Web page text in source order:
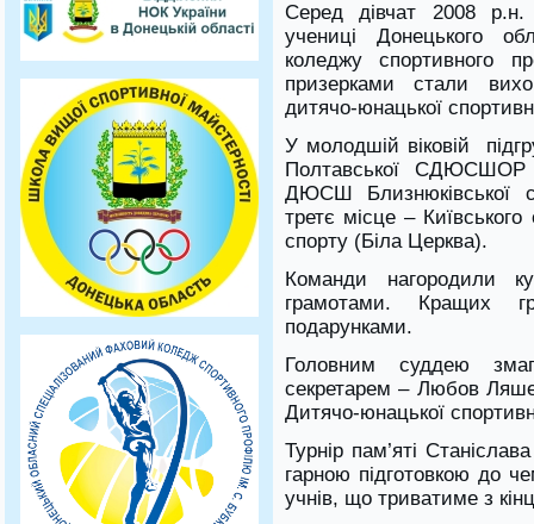
Серед дівчат 2008
учениці Донецького
коледжу спортивного
призерками стали
дитячо-юнацької
У молодшій віковій
Полтавської СДЮСШОР
ДЮСШ Близнюківської
третє місце –
спорту (Біла Церква).
Команди нагородили
грамотами. Кращих
подарунками.
Головним суддею
секретарем – Любов
Дитячо-юнацької
Турнір пам’яті
гарною підготовкою до
учнів, що триватиме з